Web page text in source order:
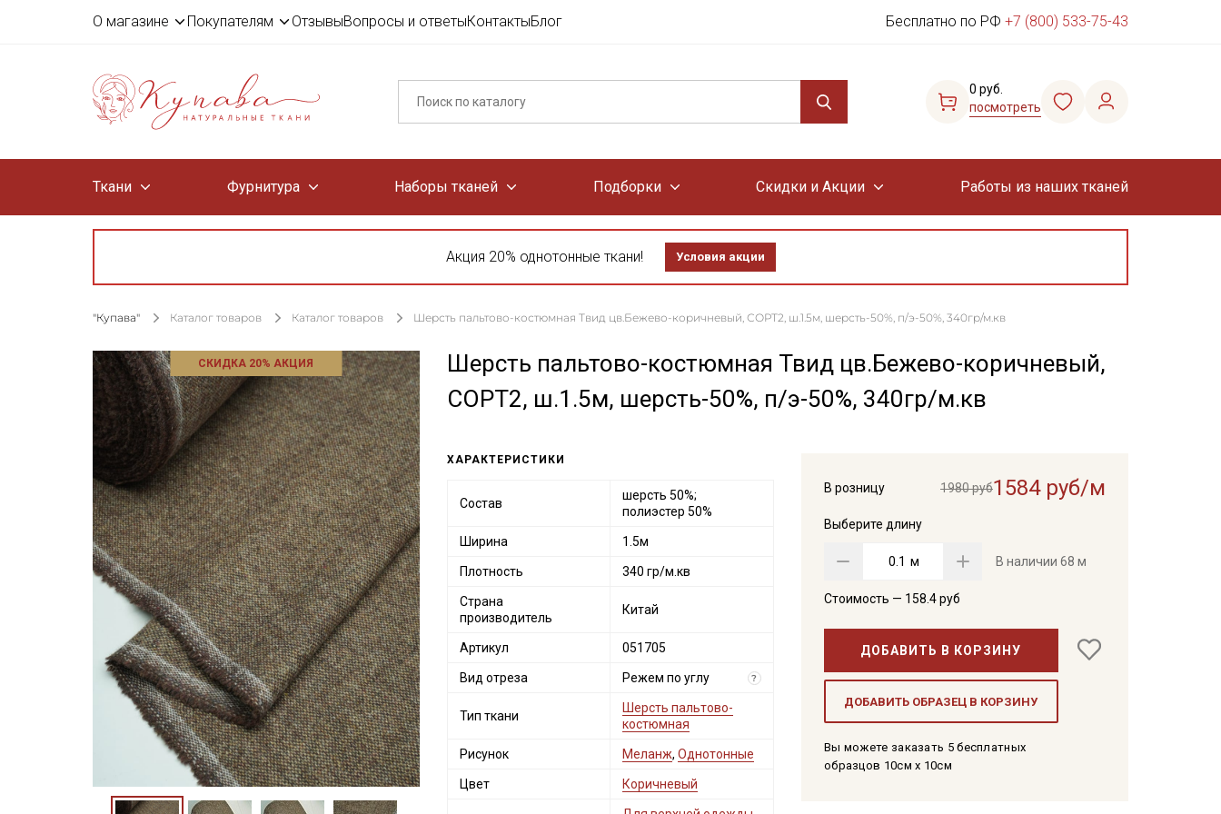
О магазине Покупателям ОтзывыВопросы и ответыКонтактыБлог Бесплатно по РФ +7 (800) 533-75-43
0 руб.
посмотреть
Ткани Фурнитура Наборы тканей Подборки Скидки и Акции Работы из наших тканей
Акция 20% однотонные ткани! Условия акции
"Купава" Каталог товаров Каталог товаров Шерсть пальтово-костюмная Твид цв.Бежево-коричневый, СОРТ2, ш.1.5м, шерсть-50%, п/э-50%, 340гр/м.кв
СКИДКА 20% АКЦИЯ
Шерсть пальтово-костюмная Твид цв.Бежево-коричневый,
СОРТ2, ш.1.5м, шерсть-50%, п/э-50%, 340гр/м.кв
В розницу 1980 руб1584 руб/м
Выберите длину
м В наличии 68 м
Стоимость — 158.4руб
ДОБАВИТЬ В КОРЗИНУ
ДОБАВИТЬ ОБРАЗЕЦ В КОРЗИНУ
Вы можете заказать 5 бесплатных
образцов 10см x 10см
ХАРАКТЕРИСТИКИ
Состав
шерсть 50%;
полиэстер 50%
Ширина 1.5м
Плотность 340 гр/м.кв
Страна
производитель
Китай
Артикул 051705
Вид отреза Режем по углу ?
Тип ткани
Шерсть пальтово-
костюмная
Рисунок Меланж, Однотонные
Цвет Коричневый